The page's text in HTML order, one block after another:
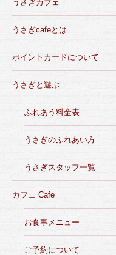
うさぎカフェ
うさぎcafeとは
ポイントカードについて
うさぎと遊ぶ
ふれあう料金表
うさぎのふれあい方
うさぎスタッフ一覧
カフェ Cafe
お食事メニュー
ご予約について